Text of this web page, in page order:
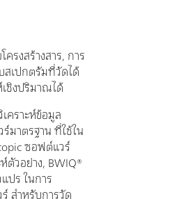
รงสร้างสาร, การ
สเปกตรัมที่วัดได้
ชิงปริมาณได้
คราะห์ข้อมูล
มาตรฐาน ที่ใช้ใน
ซอฟต์แวร์
ตัวอย่าง, BWIQ®
ปร ในการ
สำหรับการวัด